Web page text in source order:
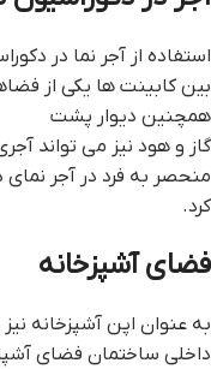
استفاده از آجر نما در
بین کابینت ها یکی از
همچنین دیوار پشت
گاز و هود نیز می تواند
منحصر به فرد در آجر
کرد.
فضای آشپزخانه
به عنوان اپن آشپزخانه
داخلی ساختمان فضای